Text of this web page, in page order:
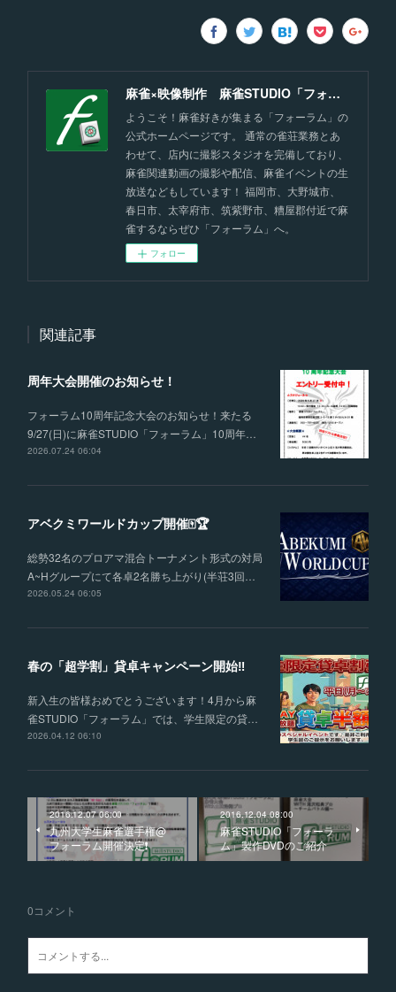
麻雀×映像制作 麻雀STUDIO「フォーラム」福岡
ようこそ！麻雀好きが集まる「フォーラム」の
公式ホームページです。 通常の雀荘業務とあ
わせて、店内に撮影スタジオを完備しており、
麻雀関連動画の撮影や配信、麻雀イベントの生
放送などもしています！ 福岡市、大野城市、
春日市、太宰府市、筑紫野市、糟屋郡付近で麻
雀するならぜひ「フォーラム」へ。
フォロー
関連記事
周年大会開催のお知らせ！
フォーラム10周年記念大会のお知らせ！来たる
9/27(日)に麻雀STUDIO「フォーラム」10周年…
2026.07.24 06:04
アベクミワールドカップ開催🀄🏆
総勢32名のプロアマ混合トーナメント形式の対局
A~Hグループにて各卓2名勝ち上がり(半荘3回…
2026.05.24 06:05
春の「超学割」貸卓キャンペーン開始‼
新入生の皆様おめでとうございます！4月から麻
雀STUDIO「フォーラム」では、学生限定の貸…
2026.04.12 06:10
2016.12.07 06:00
九州大学生麻雀選手権@
フォーラム開催決定❗️
2016.12.04 08:00
麻雀STUDIO「フォーラ
ム」製作DVDのご紹介
0コメント